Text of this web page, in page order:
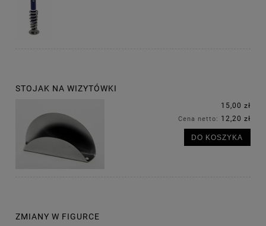
STOJAK NA WIZYTÓWKI
15,00 zł
Cena netto: 12,20 zł
DO KOSZYKA
ZMIANY W FIGURCE